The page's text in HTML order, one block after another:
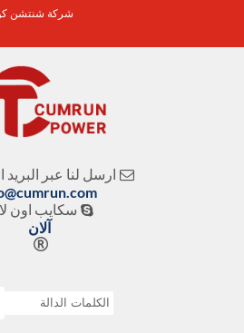
شركة شنتشن
ارسل لنا عبر البريد
سكايب اون
آلان
